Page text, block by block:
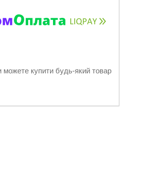
можете купити будь-який товар